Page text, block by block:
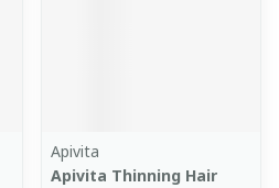
Apivita
Apivita Thinning Hair